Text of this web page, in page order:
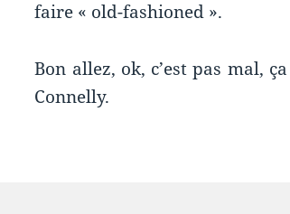
faire « old-fashioned ».
Bon allez, ok, c’est pas mal,
Connelly.